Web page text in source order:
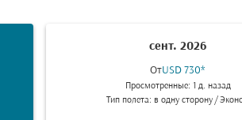
сент. 2026
ОтUSD 730*
Просмотренные: 1 д. назад
Тип полета: в одну сторону /